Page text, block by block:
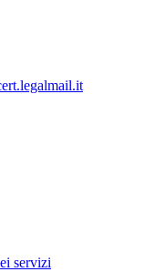
servizi